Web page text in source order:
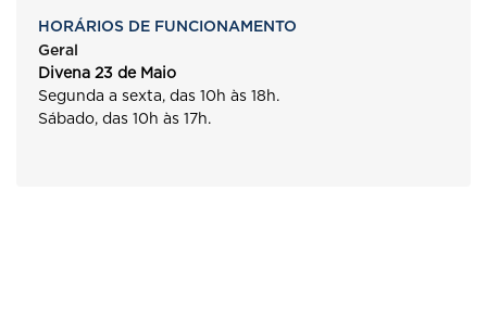
HORÁRIOS DE FUNCIONAMENTO
Geral
Divena 23 de Maio
Segunda a sexta, das 10h às 18h.
Sábado, das 10h às 17h.